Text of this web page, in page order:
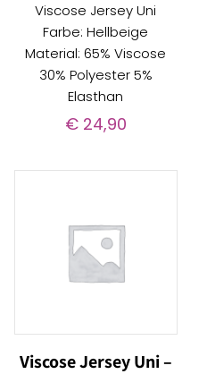
Viscose Jersey Uni
Farbe: Hellbeige
Material: 65% Viscose
30% Polyester 5%
Elasthan
€24,90
Viscose Jersey Uni –